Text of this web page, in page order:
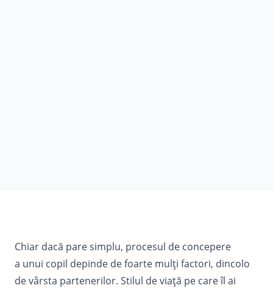
Chiar dacă pare simplu, procesul de concepere
a unui copil depinde de foarte mulţi factori, dincolo
de vârsta partenerilor. Stilul de viaţă pe care îl ai